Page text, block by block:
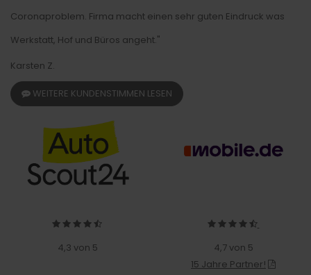
Coronaproblem. Firma macht einen sehr guten Eindruck was
Werkstatt, Hof und Büros angeht."
Karsten Z.
WEITERE KUNDENSTIMMEN LESEN
4,3 von 5
4,7 von 5
15 Jahre Partner!